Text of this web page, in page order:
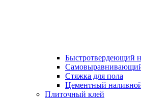
Быстротвердеющий
Стяжка для пола
Цементный
Плиточный клей